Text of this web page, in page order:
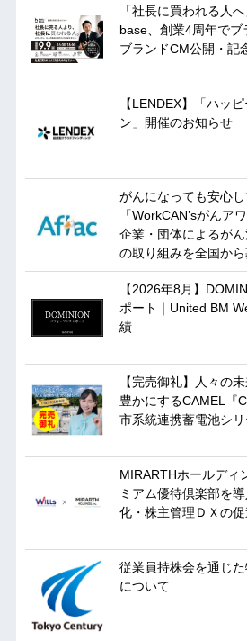
「社長に買われる人
base、創業4周年でブ
ブランドCM公開・記
【LENDEX】「ハッ
ン」開催のお知らせ
がんになっても安心
「WorkCAN’sがんア
企業・団体によるが
の取り組みを全国から
【2026年8月】
ポート｜United BM
績
【完売御礼】人々の
豊かにするCAMEL『
市系統連携蓄電池シ
MIRARTHホールディ
ミアム優待倶楽部を
化・株主管理ＤＸの
従業員持株会を通じ
について